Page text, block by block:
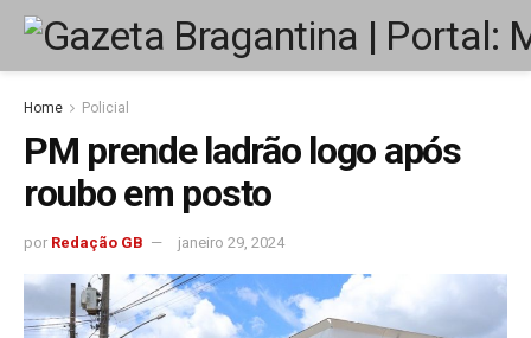
Home Policial
PM prende ladrão logo após
roubo em posto
por Redação GB janeiro 29, 2024